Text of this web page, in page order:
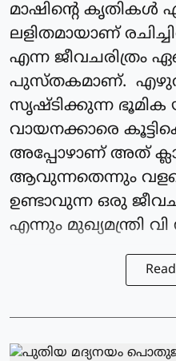
മാഷിന്റെ കൃതികൾ
ലളിതമായാണ്
എന്ന ജീവചരിത്രം
പുസ്തകമാണ്.
സൃഷ്ടിക്കുന്ന ഭൂമിക
വായനക്കാരെ
അപ്പോഴാണ് അത്
ആവുന്നതെന്നും
ഉണ്ടാവുന്ന ഒരു
എന്നും മുഖ്യമന്ത്രി